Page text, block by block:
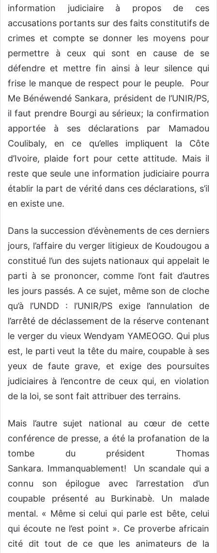
information judiciaire à propos de ces
accusations portants sur des faits constitutifs de
crimes et compte se donner les moyens pour
permettre à ceux qui sont en cause de se
défendre et mettre fin ainsi à leur silence qui
frise le manque de respect pour le peuple. Pour
Me Bénéwendé Sankara, président de l’UNIR/PS,
il faut prendre Bourgi au sérieux; la confirmation
apportée à ses déclarations par Mamadou
Coulibaly, en ce qu’elles impliquent la Côte
d’Ivoire, plaide fort pour cette attitude. Mais il
reste que seule une information judiciaire pourra
établir la part de vérité dans ces déclarations, s’il
en existe une.
Dans la succession d’évènements de ces derniers
jours, l’affaire du verger litigieux de Koudougou a
constitué l’un des sujets nationaux qui appelait le
parti à se prononcer, comme l’ont fait d’autres
les jours passés. A ce sujet, même son de cloche
qu’à l’UNDD : l’UNIR/PS exige l’annulation de
l’arrêté de déclassement de la réserve contenant
le verger du vieux Wendyam YAMEOGO. Qui plus
est, le parti veut la tête du maire, coupable à ses
yeux de faute grave, et exige des poursuites
judiciaires à l’encontre de ceux qui, en violation
de la loi, se sont fait attribuer des terrains.
Mais l’autre sujet national au cœur de cette
conférence de presse, a été la profanation de la
tombe du président Thomas
Sankara. Immanquablement! Un scandale qui a
connu son épilogue avec l’arrestation d’un
coupable présenté au Burkinabè. Un malade
mental. « Même si celui qui parle est bête, celui
qui écoute ne l’est point ». Ce proverbe africain
cité dit tout de ce que les animateurs de la